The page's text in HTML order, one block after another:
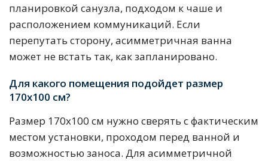
планировкой санузла, подходом к чаше и
расположением коммуникаций. Если
перепутать сторону, асимметричная ванна
может не встать так, как запланировано.
Для какого помещения подойдет размер
170х100 см?
Размер 170х100 см нужно сверять с фактическим
местом установки, проходом перед ванной и
возможностью заноса. Для асимметричной